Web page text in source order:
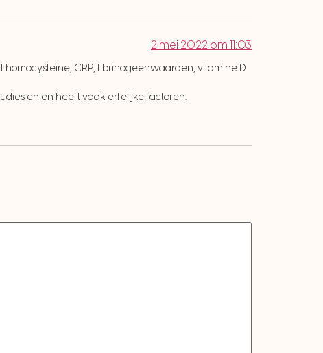
2 mei 2022 om 11:03
CRP, fibrinogeenwaarden, vitamine D
en en heeft vaak erfelijke factoren.